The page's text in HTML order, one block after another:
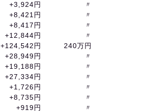
+3,924円
〃
+8,421円
〃
+8,417円
〃
+12,844円
〃
+124,542円
240万円
+28,949円
〃
+19,188円
〃
+27,334円
〃
+1,726円
〃
+8,735円
〃
+919円
〃